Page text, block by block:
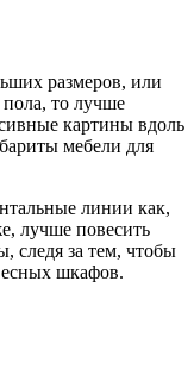
размеров, или
то лучше
картины вдоль
мебели для
линии как,
лучше повесить
следя за тем, чтобы
шкафов.